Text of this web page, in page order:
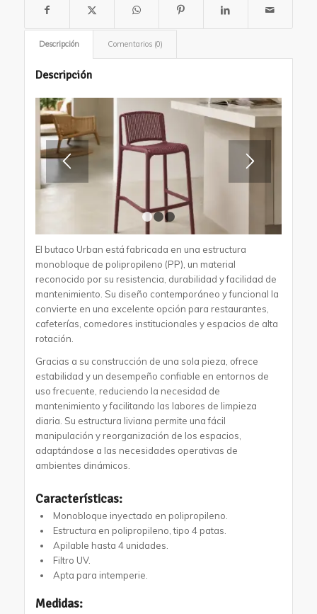
Descripción Comentarios (0)
Descripción
1
El butaco Urban está fabricada en una estructura
monobloque de polipropileno (PP), un material
reconocido por su resistencia, durabilidad y facilidad de
mantenimiento. Su diseño contemporáneo y funcional la
convierte en una excelente opción para restaurantes,
cafeterías, comedores institucionales y espacios de alta
rotación.
Gracias a su construcción de una sola pieza, ofrece
estabilidad y un desempeño confiable en entornos de
uso frecuente, reduciendo la necesidad de
mantenimiento y facilitando las labores de limpieza
diaria. Su estructura liviana permite una fácil
manipulación y reorganización de los espacios,
adaptándose a las necesidades operativas de
ambientes dinámicos.
Características:
Monobloque inyectado en polipropileno.
Estructura en polipropileno, tipo 4 patas.
Apilable hasta 4 unidades.
Filtro UV.
Apta para intemperie.
Medidas: